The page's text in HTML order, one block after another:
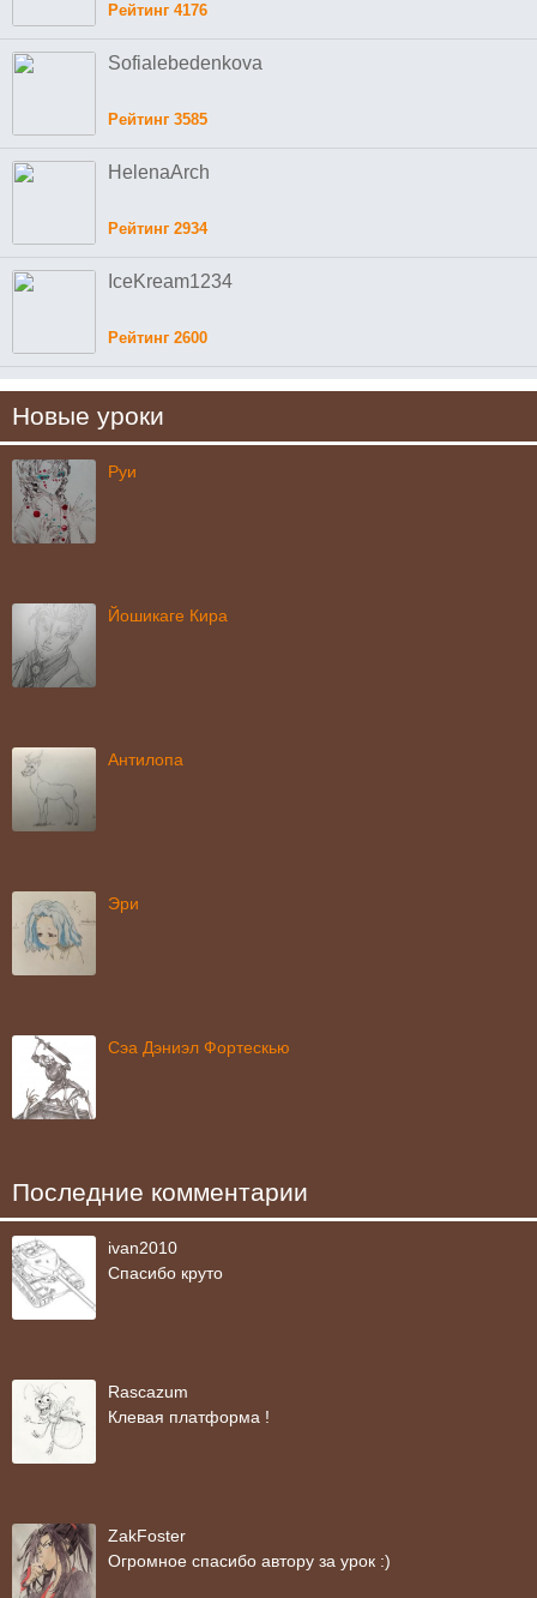
Рейтинг 4176
Sofialebedenkova
Рейтинг 3585
HelenaArch
Рейтинг 2934
IceKream1234
Рейтинг 2600
Новые уроки
Руи
Йошикаге Кира
Антилопа
Эри
Сэа Дэниэл Фортескью
Последние комментарии
ivan2010
Спасибо круто
Rascazum
Клевая платформа !
ZakFoster
Огромное спасибо автору за урок :)